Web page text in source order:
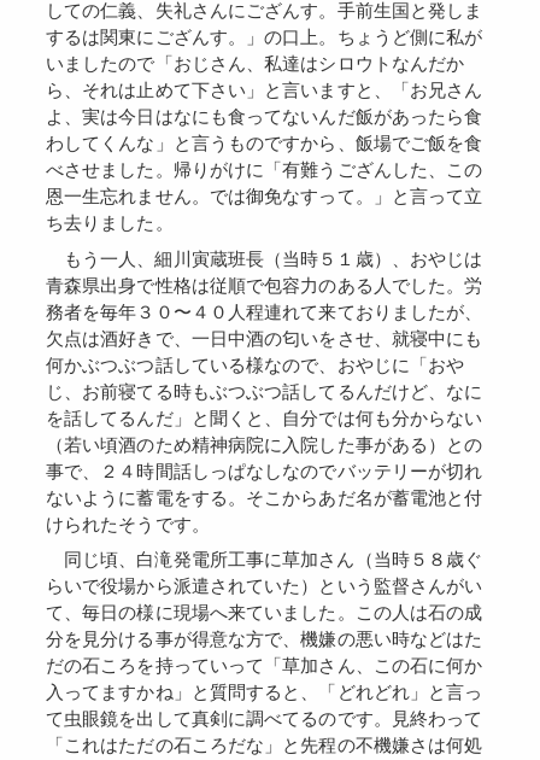
しての仁義、失礼さんにござんす。手前生国と発しま
するは関東にござんす。」の口上。ちょうど側に私が
いましたので「おじさん、私達はシロウトなんだか
ら、それは止めて下さい」と言いますと、「お兄さん
よ、実は今日はなにも食ってないんだ飯があったら食
わしてくんな」と言うものですから、飯場でご飯を食
べさせました。帰りがけに「有難うござんした、この
恩一生忘れません。では御免なすって。」と言って立
ち去りました。
もう一人、細川寅蔵班長（当時５１歳）、おやじは
青森県出身で性格は従順で包容力のある人でした。労
務者を毎年３０〜４０人程連れて来ておりましたが、
欠点は酒好きで、一日中酒の匂いをさせ、就寝中にも
何かぶつぶつ話している様なので、おやじに「おや
じ、お前寝てる時もぶつぶつ話してるんだけど、なに
を話してるんだ」と聞くと、自分では何も分からない
（若い頃酒のため精神病院に入院した事がある）との
事で、２４時間話しっぱなしなのでバッテリーが切れ
ないように蓄電をする。そこからあだ名が蓄電池と付
けられたそうです。
同じ頃、白滝発電所工事に草加さん（当時５８歳ぐ
らいで役場から派遣されていた）という監督さんがい
て、毎日の様に現場へ来ていました。この人は石の成
分を見分ける事が得意な方で、機嫌の悪い時などはた
だの石ころを持っていって「草加さん、この石に何か
入ってますかね」と質問すると、「どれどれ」と言っ
て虫眼鏡を出して真剣に調べてるのです。見終わって
「これはただの石ころだな」と先程の不機嫌さは何処